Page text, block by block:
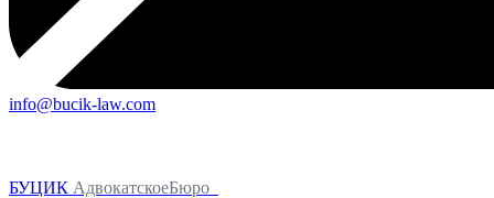
info@bucik-law.com
БУЦИК АдвокатскоеБюро